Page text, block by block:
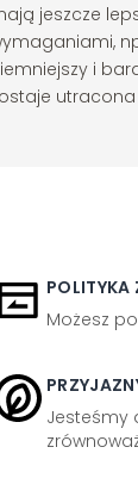
jeszcze
i
utracona
POLITYKA
Możesz
Jesteśmy